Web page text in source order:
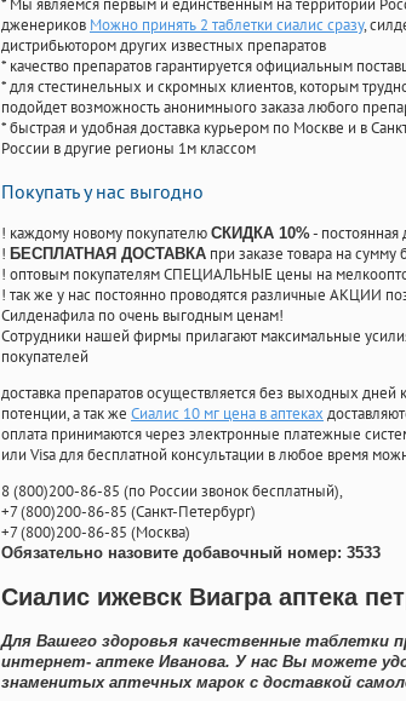
* Мы являемся первым и единственным на территории
дженериков Можно принять 2 таблетки сиалис сразу,
дистрибьютором других известных препаратов
* качество препаратов гарантируется официальным
* для стестинельных и скромных клиентов, которым
подойдет возможность анонимныого заказа любого
* быстрая и удобная доставка курьером по Москве и в
России в другие регионы 1м классом
Покупать у нас выгодно
! каждому новому покупателю СКИДКА 10%- постоянная
! БЕСПЛАТНАЯ ДОСТАВКА при заказе товара на
! оптовым покупателям СПЕЦИАЛЬНЫЕ цены на
! так же у нас постоянно проводятся различные АКЦИИ
Силденафила по очень выгодным ценам!
Cотрудники нашей фирмы прилагают максимальные
покупателей
доставка препаратов осуществляется без выходных дней
потенции, а так же Сиалис 10 мг цена в аптеках
оплата принимаются через электронные платежные
или Visa для бесплатной консультации в любое время
8(800)200-86-85 (по России звонок бесплатный),
+7(800)200-86-85 (Санкт-Петербург)
+7(800)200-86-85 (Москва)
Обязательно назовите добавочный номер: 3533
Сиалис ижевск Виагра аптека
Для Вашего здоровья качественные таблетки
интернет- аптеке Иванова. У нас Вы можете
знаменитых аптечных марок с доставкой